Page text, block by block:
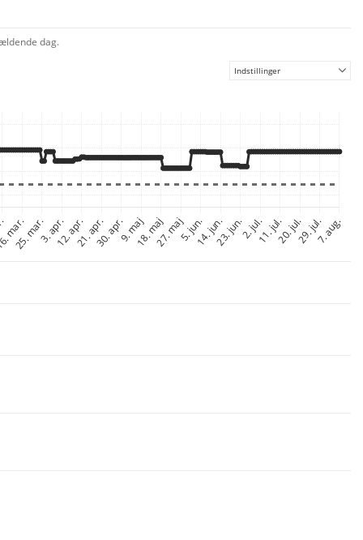
dag.
Indstillinger